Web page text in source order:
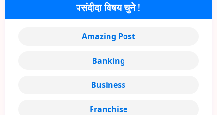
पसंदीदा विषय चुने !
Amazing Post
Banking
Business
Franchise